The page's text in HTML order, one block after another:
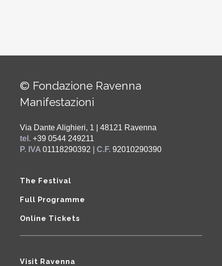
© Fondazione Ravenna
Manifestazioni
Via Dante Alighieri, 1 | 48121 Ravenna
tel. +39 0544 249211
P. IVA 01118290392 | C.F. 92010290390
The Festival
Full Programme
Online Tickets
Visit Ravenna